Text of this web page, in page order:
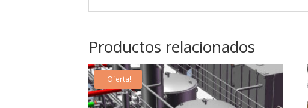
Productos relacionados
22
¡Oferta!